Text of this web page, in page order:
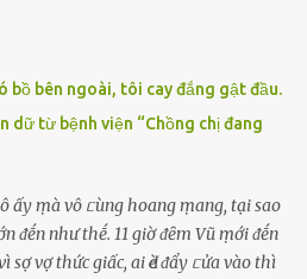
bồ bên ngoài, tôi cay đắng gật đầu.
dữ từ bệnh viện “Chồng chị đang
ấy ṃà vô ᥴùng hoang ṃang, tại sao
ᵭḗn như thḗ. 11 giờ ᵭȇm Vũ ṃới ᵭḗn
sợ vợ thức giấc, ai Ԁè ᵭẩy ᥴửa vào thì